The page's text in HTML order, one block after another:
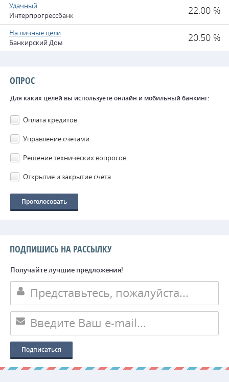
Удачный
Интерпрогрессбанк
22.00 %
На личные цели
Банкирский Дом
20.50 %
ОПРОС
Для каких целей вы используете онлайн и мобильный банкинг:
Оплата кредитов
Управление счетами
Решение технических вопросов
Открытие и закрытие счета
ПОДПИШИСЬ НА РАССЫЛКУ
Получайте лучшие предложения!